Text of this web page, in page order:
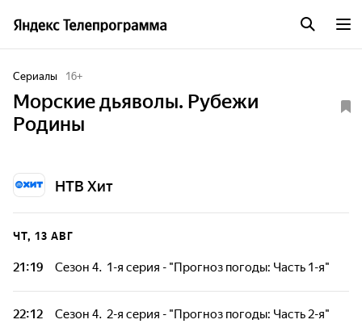
Сериалы 16+
Морские дьяволы. Рубежи
Родины
НТВ Хит
ЧТ, 13 АВГ
21:19 Сезон 4. 1-я серия - "Прогноз погоды: Часть 1-я"
Небольшой российский город готовится к важному
построенного при участии благотворителей из Франции.
22:12 Сезон 4. 2-я серия - "Прогноз погоды: Часть 2-я"